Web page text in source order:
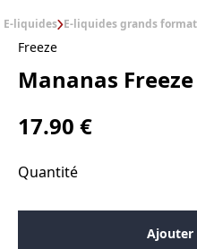
E-liquides E-liquides grands
Freeze
Mananas
17.90 €
Quantité
Ajouter